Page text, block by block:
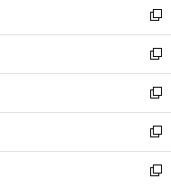
く
ィ
ン
ド
ウ
で
開
く
い
ウ
ィ
ン
ド
ウ
で
開
く
新
し
い
ウ
ィ
ン
ド
ウ
で
新
し
い
ウ
ィ
ン
ド
新
し
い
ウ
ィ
新
し
い
新